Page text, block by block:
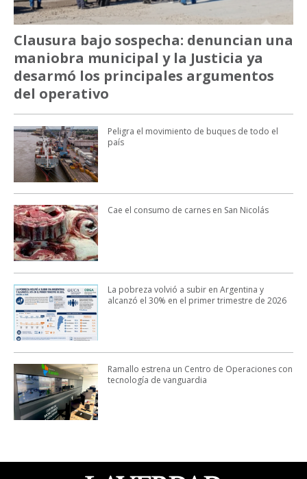
Clausura bajo sospecha: denuncian una
maniobra municipal y la Justicia ya
desarmó los principales argumentos
del operativo
Peligra el movimiento de buques de todo el
país
Cae el consumo de carnes en San Nicolás
La pobreza volvió a subir en Argentina y
alcanzó el 30% en el primer trimestre de 2026
Ramallo estrena un Centro de Operaciones con
tecnología de vanguardia